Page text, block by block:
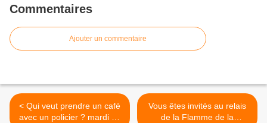
Commentaires
Ajouter un commentaire
< Qui veut prendre un café
avec un policier ? mardi 26
Vous êtes invités au relais
de la Flamme de la